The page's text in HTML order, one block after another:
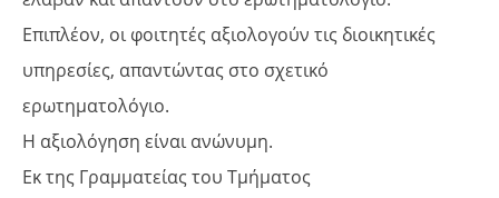
Επιπλέον, οι φοιτητές αξιολογούν τις διοικητικές
υπηρεσίες, απαντώντας στο σχετικό
ερωτηματολόγιο.
Η αξιολόγηση είναι ανώνυμη.
Εκ της Γραμματείας του Τμήματος